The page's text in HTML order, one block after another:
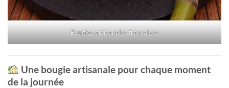
Bougies artisanales françaises
Une bougie artisanale pour chaque moment
de la journée